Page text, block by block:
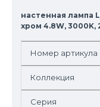
настенная лампа
хром 4.8W, 3000K,
Номер артикула
Коллекция
Серия